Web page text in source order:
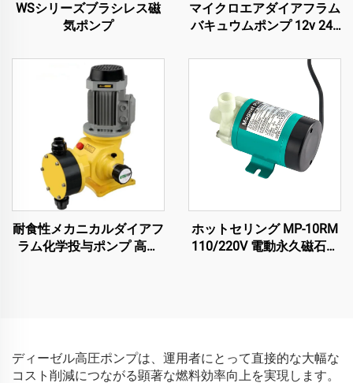
WSシリーズブラシレス磁
気ポンプ
マイクロエアダイアフラム
バキュウムポンプ 12v 24v
容機器用
耐食性メカニカルダイアフ
ラム化学投与ポンプ 高性
ホットセリング MP-10RM
110/220V 電動永久磁石式
ディーゼル高圧ポンプは、運用者にとって直接的な大幅な
コスト削減につながる顕著な燃料効率向上を実現します。